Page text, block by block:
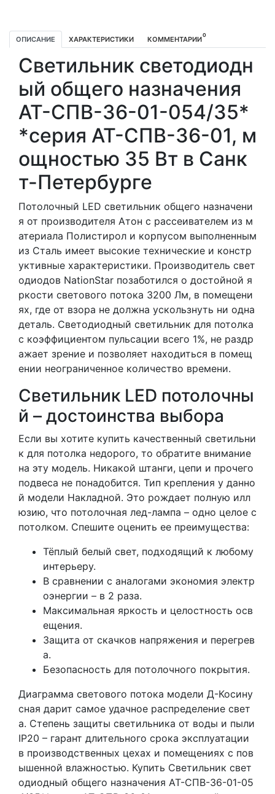
ОПИСАНИЕ ХАРАКТЕРИСТИКИ КОММЕНТАРИИ0
Светильник светодиодн
ый общего назначения
АТ-СПВ-36-01-054/35*
*серия АТ-СПВ-36-01, м
ощностью 35 Вт в Санк
т-Петербурге
Потолочный LED светильник общего назначени
я от производителя Атон с рассеивателем из м
атериала Полистирол и корпусом выполненным
из Сталь имеет высокие технические и констр
уктивные характеристики. Производитель свет
одиодов NationStar позаботился о достойной я
ркости светового потока 3200 Лм, в помещени
ях, где от взора не должна ускользнуть ни одна
деталь. Светодиодный светильник для потолка
с коэффициентом пульсации всего 1%, не раздр
ажает зрение и позволяет находиться в помещ
ении неограниченное количество времени.
Светильник LED потолочны
й – достоинства выбора
Если вы хотите купить качественный светильни
к для потолка недорого, то обратите внимание
на эту модель. Никакой штанги, цепи и прочего
подвеса не понадобится. Тип крепления у данно
й модели Накладной. Это рождает полную илл
юзию, что потолочная лед-лампа – одно целое с
потолком. Спешите оценить ее преимущества:
Тёплый белый свет, подходящий к любому
интерьеру.
В сравнении с аналогами экономия электр
оэнергии – в 2 раза.
Максимальная яркость и целостность осв
ещения.
Защита от скачков напряжения и перегрев
а.
Безопасность для потолочного покрытия.
Диаграмма светового потока модели Д-Косину
сная дарит самое удачное распределение свет
а. Степень защиты светильника от воды и пыли
IP20 – гарант длительного срока эксплуатации
в производственных цехах и помещениях с пов
ышенной влажностью. Купить Светильник свет
одиодный общего назначения АТ-СПВ-36-01-05